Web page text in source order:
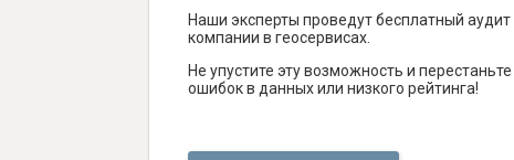
Наши эксперты проведут бесплатный
компании в геосервисах.
Не упустите эту возможность и
ошибок в данных или низкого рейтинга!